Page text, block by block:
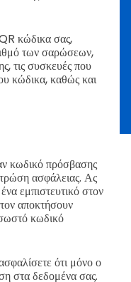
κώδικα σας,
των σαρώσεων,
τις συσκευές που
κώδικα, καθώς και
κωδικό πρόσβασης
ασφάλειας. Ας
εμπιστευτικό στον
αποκτήσουν
κωδικό
ότι μόνο ο
στα δεδομένα σας.